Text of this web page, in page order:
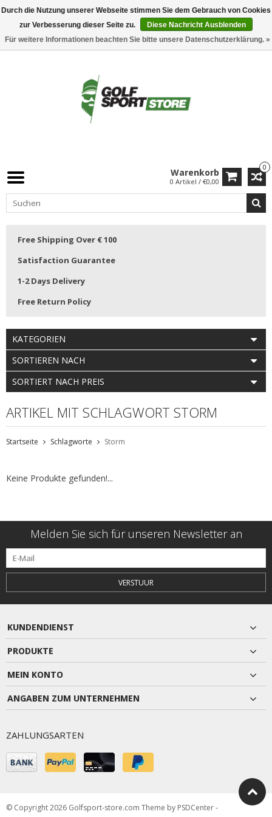
0
Warenkorb
0 Artikel / €0,00
Free Shipping Over € 100
Satisfaction Guarantee
1-2 Days Delivery
Free Return Policy
KATEGORIEN
SORTIEREN NACH
SORTIERT NACH PREIS
ARTIKEL MIT SCHLAGWORT STORM
Startseite Schlagworte Storm
Keine Produkte gefunden!...
Melden Sie sich für unseren Newsletter an
VERSTUUR
KUNDENDIENST
PRODUKTE
MEIN KONTO
ANGABEN ZUM UNTERNEHMEN
ZAHLUNGSARTEN
© Copyright 2026 Golfsport-store.com Theme by PSDCenter-
Durch die Nutzung unserer Webseite stimmen Sie dem Gebrauch von Cookies
zur Verbesserung dieser Seite zu.
Diese Nachricht Ausblenden
Für weitere Informationen beachten Sie bitte unsere Datenschutzerklärung. »